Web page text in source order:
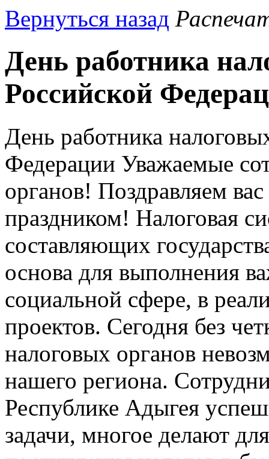
Вернуться назад
День работника
Российской
День работника
Федерации Уважаемые
органов! Поздравляем
праздником! Налоговая
составляющих
основа для выполнения
социальной сфере, в
проектов. Сегодня без
налоговых органов
нашего региона.
Республике Адыгея
задачи, многое делают